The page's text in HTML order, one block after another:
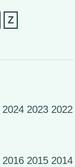
Z
2024 2023 2022
2016 2015 2014